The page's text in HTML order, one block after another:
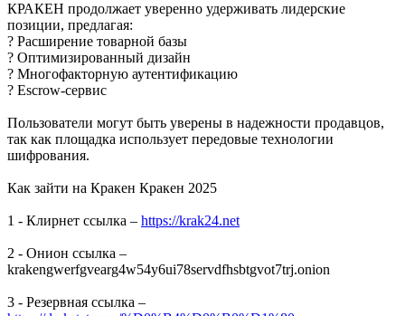
КРАКЕН продолжает уверенно удерживать лидерские
позиции, предлагая:
? Расширение товарной базы
? Оптимизированный дизайн
? Многофакторную аутентификацию
? Escrow-сервис
Пользователи могут быть уверены в надежности продавцов,
так как площадка использует передовые технологии
шифрования.
Как зайти на Кракен Кракен 2025
1 - Клирнет ссылка – https://krak24.net
2 - Онион ссылка –
krakengwerfgvearg4w54y6ui78servdfhsbtgvot7trj.onion
3 - Резервная ссылка –